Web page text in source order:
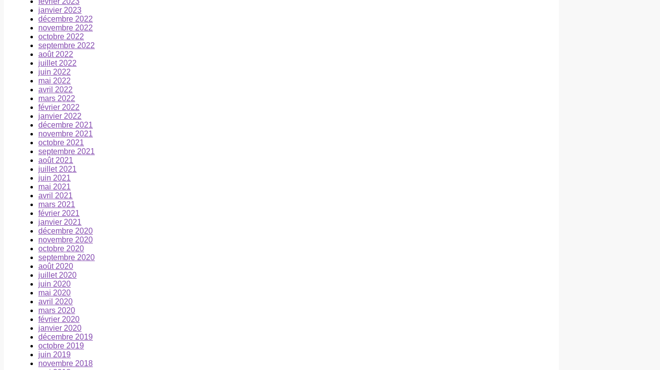
janvier 2023
décembre 2022
novembre 2022
octobre 2022
septembre 2022
août 2022
juillet 2022
juin 2022
mai 2022
avril 2022
mars 2022
février 2022
janvier 2022
décembre 2021
novembre 2021
octobre 2021
septembre 2021
août 2021
juillet 2021
juin 2021
mai 2021
avril 2021
mars 2021
février 2021
janvier 2021
décembre 2020
novembre 2020
octobre 2020
septembre 2020
août 2020
juillet 2020
juin 2020
mai 2020
avril 2020
mars 2020
février 2020
janvier 2020
décembre 2019
octobre 2019
juin 2019
novembre 2018